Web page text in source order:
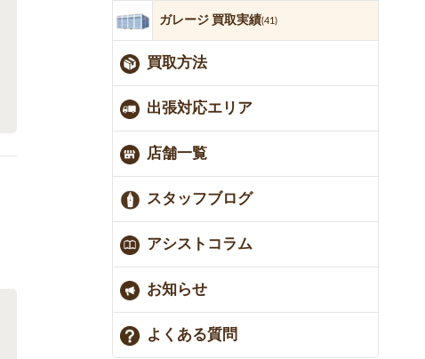
ガレージ 買取実績(41)
買取方法
出張対応エリア
店舗一覧
スタッフブログ
アシストコラム
お知らせ
よくある質問